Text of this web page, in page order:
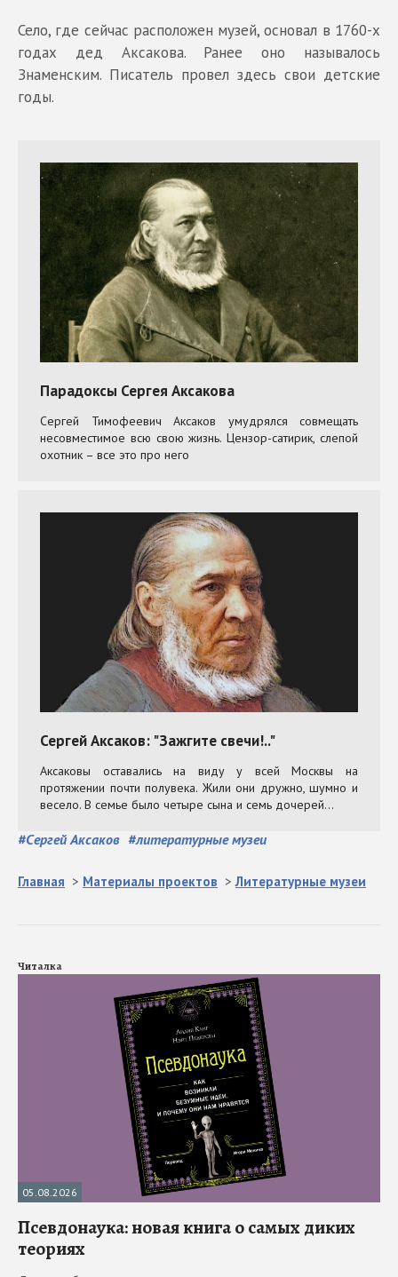
Село, где сейчас расположен музей, основал в 1760-х
годах дед Аксакова. Ранее оно называлось
Знаменским. Писатель провел здесь свои детские
годы.
#Сергей Аксаков #литературные музеи
Главная > Материалы проектов >Литературные музеи
Читалка
05.08.2026
Псевдонаука: новая книга о самых диких
теориях